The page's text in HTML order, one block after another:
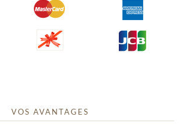
VOS AVANTAGES